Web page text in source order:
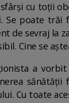
sfârși cu toții
Se poate trăi
de sevraj la
Cine se
a
Cu toate